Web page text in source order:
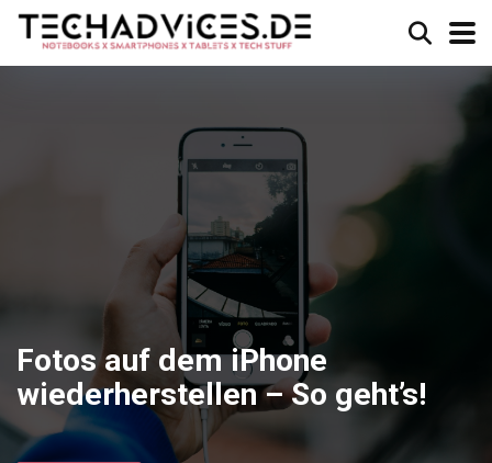
Fotos auf dem iPhone
wiederherstellen – So geht’s!